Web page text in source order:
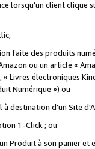
lorsqu'un client
faite des produits
ou un article «
Livres électroniques
Numérique ») ou
destination d'un Site
1-Click ; ou
Produit à son panier et